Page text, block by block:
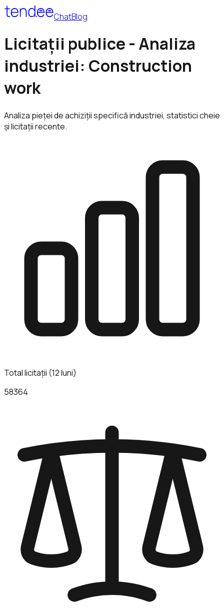
ChatBlog
Licitații publice - Analiza
industriei: Construction
work
Analiza pieței de achiziții specifică industriei, statistici cheie
și licitații recente.
Total licitații (12 luni)
58364